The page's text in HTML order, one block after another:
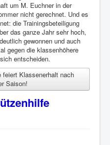
um M. Euchner in der
nicht gerechnet. Und es
die Trainingsbeteiligung
das ganze Jahr sehr hoch,
gewonnen und auch
gegen die klassenhöhere
entscheiden.
Klassenerhalt nach
Saison!